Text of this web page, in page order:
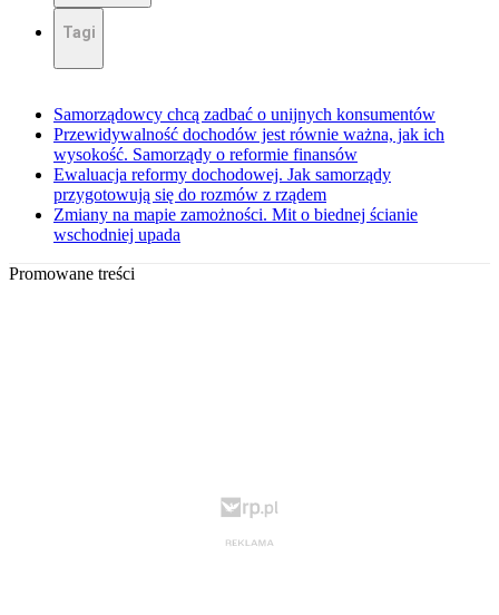
Tagi
Samorządowcy chcą zadbać o unijnych konsumentów
Przewidywalność dochodów jest równie ważna, jak ich
wysokość. Samorządy o reformie finansów
Ewaluacja reformy dochodowej. Jak samorządy
przygotowują się do rozmów z rządem
Zmiany na mapie zamożności. Mit o biednej ścianie
wschodniej upada
Promowane treści